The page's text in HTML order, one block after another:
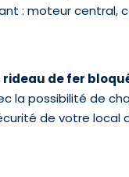
: moteur central,
rideau de fer
la possibilité de
de votre local